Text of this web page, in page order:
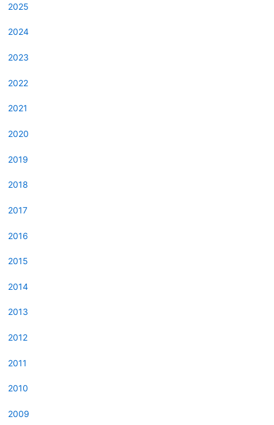
2025
2024
2023
2022
2021
2020
2019
2018
2017
2016
2015
2014
2013
2012
2011
2010
2009